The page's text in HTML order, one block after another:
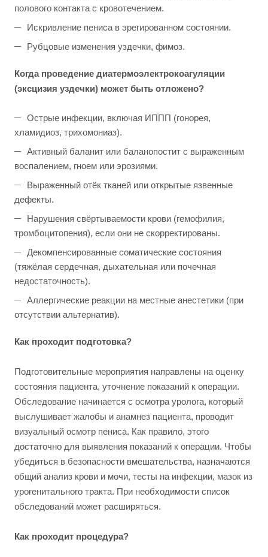
полового контакта с кровотечением.
Искривление пениса в эрегированном состоянии.
Рубцовые изменения уздечки, фимоз.
Когда проведение диатермоэлектрокоагуляции
(эксцизия уздечки) может быть отложено?
Острые инфекции, включая ИППП (гонорея,
хламидиоз, трихомониаз).
Активный баланит или баланопостит с выраженным
воспалением, гноем или эрозиями.
Выраженный отёк тканей или открытые язвенные
дефекты.
Нарушения свёртываемости крови (гемофилия,
тромбоцитопения), если они не скорректированы.
Декомпенсированные соматические состояния
(тяжёлая сердечная, дыхательная или почечная
недостаточность).
Аллергические реакции на местные анестетики (при
отсутствии альтернатив).
Как проходит подготовка?
Подготовительные мероприятия направлены на оценку
состояния пациента, уточнение показаний к операции.
Обследование начинается с осмотра уролога, который
выслушивает жалобы и анамнез пациента, проводит
визуальный осмотр пениса. Как правило, этого
достаточно для выявления показаний к операции. Чтобы
убедиться в безопасности вмешательства, назначаются
общий анализ крови и мочи, тесты на инфекции, мазок из
урогенитального тракта. При необходимости список
обследований может расширяться.
Как проходит процедура?